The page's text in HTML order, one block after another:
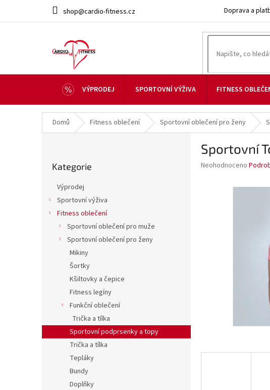
obsah
shop@cardio-fitness.cz Doprava a
VÝPRODEJ SPORTOVNÍ VÝŽIVA FITNESS
Domů Fitness oblečení Sportovní oblečení pro ženy
kategorie
Kategorie
Výprodej
Sportovní výživa
Fitness oblečení
Sportovní oblečení pro muže
Sportovní oblečení pro ženy
Mikiny
Šortky
Kšiltovky a čepice
Fitness legíny
Funkční oblečení
Trička a tílka
Sportovní podprsenky a topy
Trička a tílka
Tepláky
Bundy
Doplňky
Sportovní
Průměrné
Neohodnoceno